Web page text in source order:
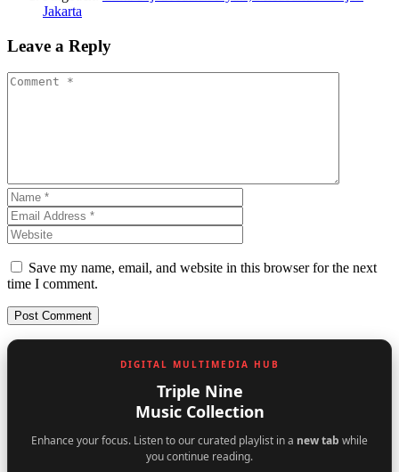
Jakarta
Leave a Reply
Save my name, email, and website in this browser for the next
time I comment.
DIGITAL MULTIMEDIA HUB
Triple Nine
Music Collection
Enhance your focus. Listen to our curated playlist in a new tab while
you continue reading.